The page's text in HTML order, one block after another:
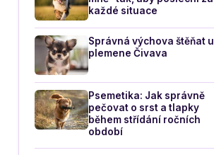
každé situace
Správná výchova štěňat u
plemene Čivava
Psemetika: Jak správně
pečovat o srst a tlapky
během střídání ročních
období